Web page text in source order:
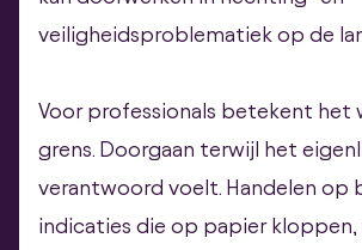
veiligheidsproblematiek op de
Voor professionals betekent het
grens. Doorgaan terwijl het
verantwoord voelt. Handelen op
indicaties die op papier kloppen,